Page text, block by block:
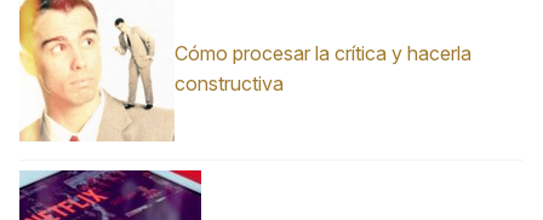
Cómo procesar la crítica y hacerla
constructiva